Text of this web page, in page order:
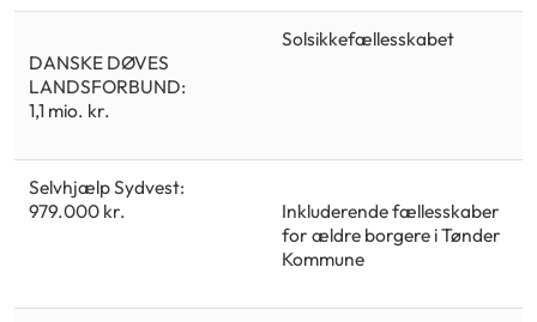
DANSKE DØVES
LANDSFORBUND:
1,1 mio. kr.
Solsikkefællesskabet
Selvhjælp Sydvest:
979.000 kr.
Inkluderende fællesskaber
for ældre borgere i Tønder
Kommune